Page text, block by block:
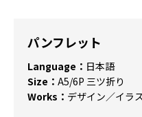
パンフレット
Language： 日本語
Size： A5/6P 三ツ折り
Works： デザイン／イラ